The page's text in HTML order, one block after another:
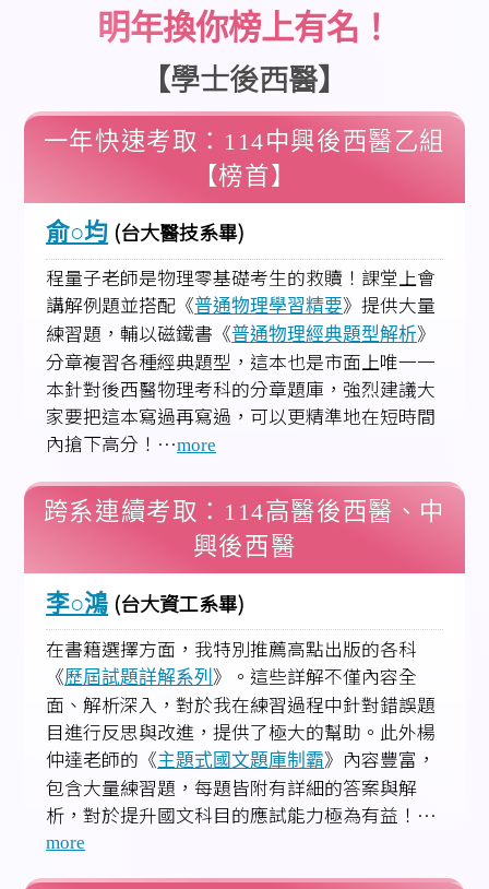
明年換你榜上有名！
【學士後西醫】
一年快速考取：114中興後西醫乙組
【榜首】
俞○均 (台大醫技系畢)
程量子老師是物理零基礎考生的救贖！課堂上會
講解例題並搭配《普通物理學習精要》提供大量
練習題，輔以磁鐵書《普通物理經典題型解析》
分章複習各種經典題型，這本也是市面上唯一一
本針對後西醫物理考科的分章題庫，強烈建議大
家要把這本寫過再寫過，可以更精準地在短時間
內搶下高分！…more
跨系連續考取：114高醫後西醫、中
興後西醫
李○鴻 (台大資工系畢)
在書籍選擇方面，我特別推薦高點出版的各科
《歷屆試題詳解系列 》。這些詳解不僅內容全
面、解析深入，對於我在練習過程中針對錯誤題
目進行反思與改進，提供了極大的幫助。此外楊
仲達老師的《主題式國文題庫制霸》內容豐富，
包含大量練習題，每題皆附有詳細的答案與解
析，對於提升國文科目的應試能力極為有益！…
more